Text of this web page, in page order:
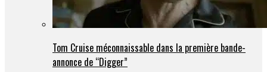
Tom Cruise méconnaissable dans la première bande-
annonce de “Digger”